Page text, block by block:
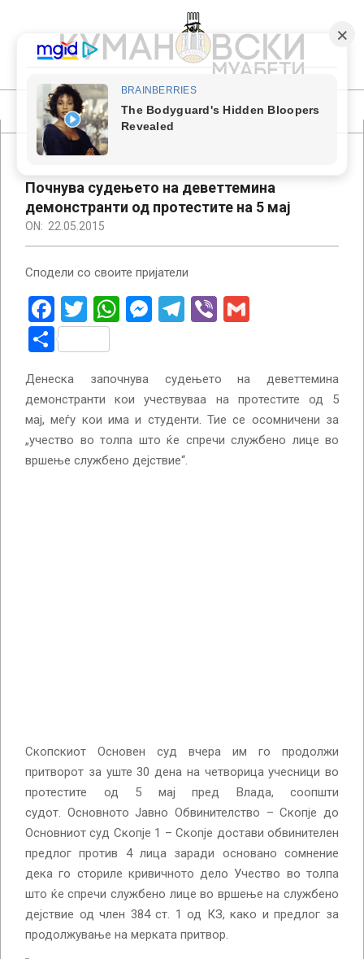
content
КУМАНОВСКИ
МУАБЕТИ
Primary
Navigation
Почнува судењето на деветтемина
демонстранти од протестите на 5 мај
ON: 22.05.2015
Сподели со своите пријатели
Facebook
Twitter
WhatsApp
Messenger
Telegram
Viber
Share
Денеска започнува судењето на деветтемина
демонстранти кои учествуваа на протестите од 5
мај, меѓу кои има и студенти. Тие се осомничени за
„учество во толпа што ќе спречи службено лице во
вршење службено дејствие“.
Скопскиот Основен суд вчера им го продолжи
притворот за уште 30 дена на четворица учесници во
протестите од 5 мај пред Влада, соопшти
судот. Основното Јавно Обвинителство – Скопје до
Основниот суд Скопје 1 – Скопје достави обвинителен
предлог против 4 лица заради основано сомнение
дека го сториле кривичното дело Учество во толпа
што ќе спречи службено лице во вршење на службено
дејствие од член 384 ст. 1 од КЗ, како и предлог за
продолжување на мерката притвор.